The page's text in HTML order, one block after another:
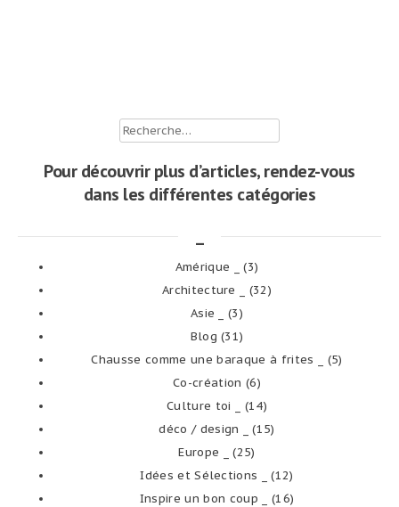
Rechercher :
Pour découvrir plus d’articles, rendez-vous
dans les différentes catégories
Amérique _
(3)
Architecture _
(32)
Asie _
(3)
Blog (31)
Chausse comme une baraque à frites _
(5)
Co-création (6)
Culture toi _
(14)
déco / design _
(15)
Europe _
(25)
Idées et Sélections _
(12)
Inspire un bon coup _
(16)